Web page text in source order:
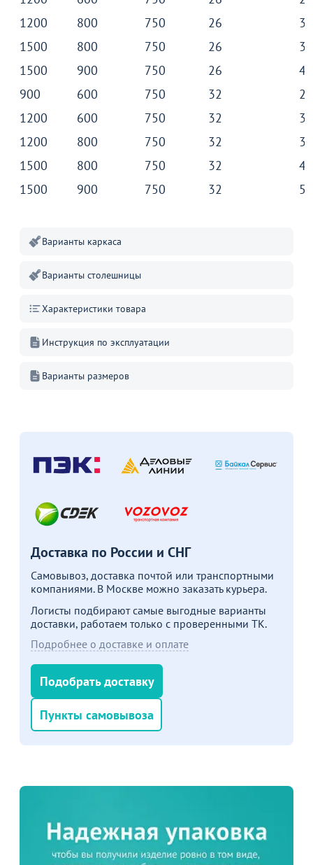
1200
800 750 26
1500
800 750 26
1500
900 750 26
900
600 750 32
1200
600 750 32
1200
800 750 32
1500
800 750 32
1500
900 750 32
Варианты каркаса
Варианты столешницы
Характеристики товара
Инструкция по эксплуатации
Варианты размеров
Доставка по России и СНГ
Самовывоз, доставка почтой или транспортными
компаниями. В Москве можно заказать курьера.
Логисты подбирают самые выгодные варианты
доставки, работаем только с проверенными ТК.
Подробнее о доставке и оплате
Подобрать доставку
Пункты самовывоза
гарантия
Перейдите, чтобы узнать
подробности
Больше не показывать это окно